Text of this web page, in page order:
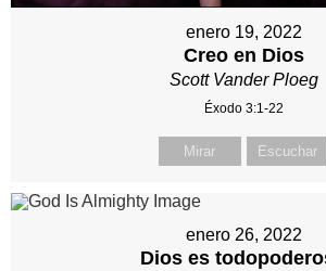
enero 19, 2022
Creo en Dios
Scott Vander Ploeg
Éxodo 3:1-22
Mirar Escuchar
enero 26, 2022
Dios es